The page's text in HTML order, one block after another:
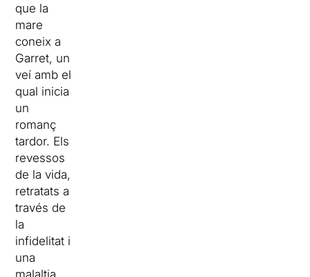
que la
mare
coneix a
Garret, un
veí amb el
qual inicia
un
romanç
tardor. Els
revessos
de la vida,
retratats a
través de
la
infidelitat i
una